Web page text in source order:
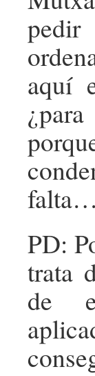
aquí
PD:
trata
de